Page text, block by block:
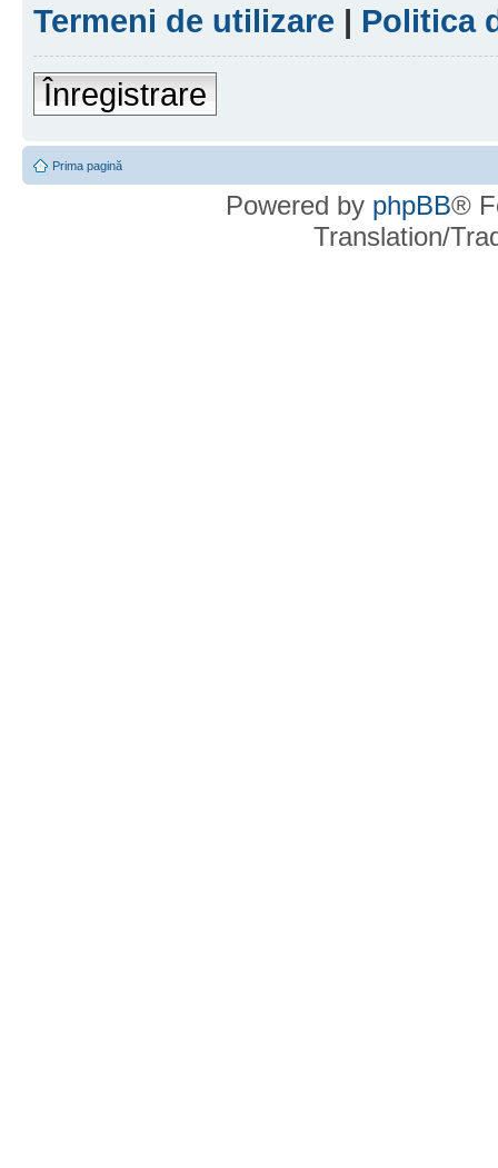
Termeni de utilizare | Politica
Înregistrare
Prima pagină
Powered by phpBB®
Translation/